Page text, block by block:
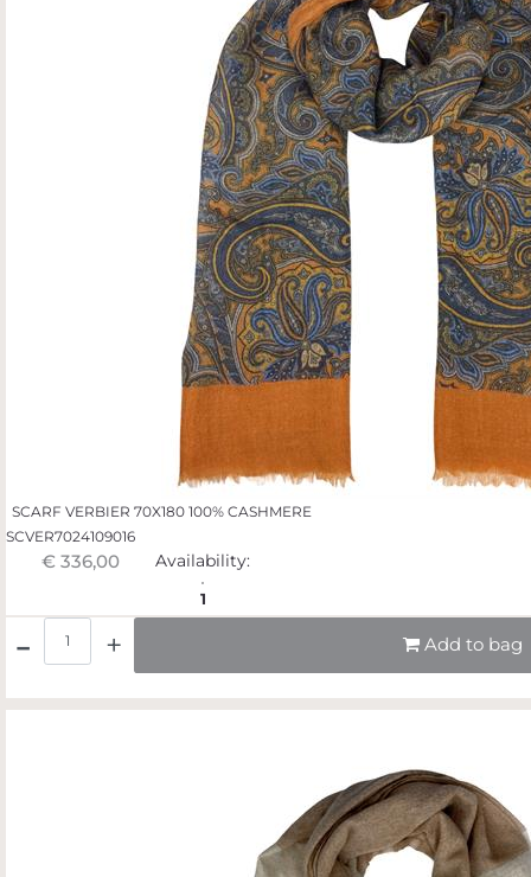
SCARF VERBIER 70X180 100% CASHMERE
SCVER7024109016
€ 336,00 Availability:
1
Add to bag